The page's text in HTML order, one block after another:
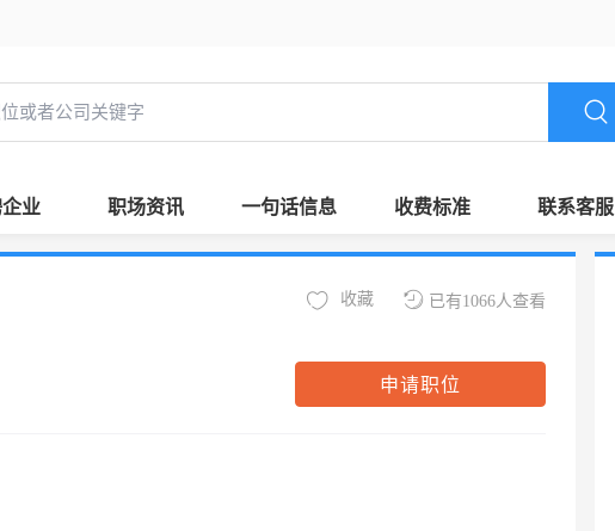
业 职场资讯 一句话信息 收费标准 联系客服
已有1066人查看
收藏
申请职位